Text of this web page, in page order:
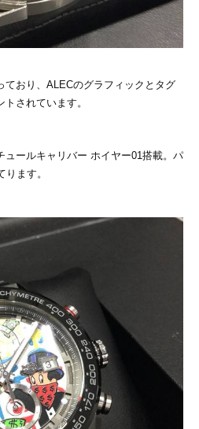
ており、ALECのグラフィックとタグ
されています。
ュールキャリバー ホイヤー01搭載。パ
ます。